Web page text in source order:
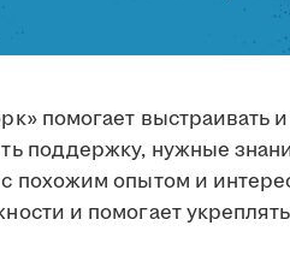
помогает
поддержку, нужные
похожим опытом и
и помогает